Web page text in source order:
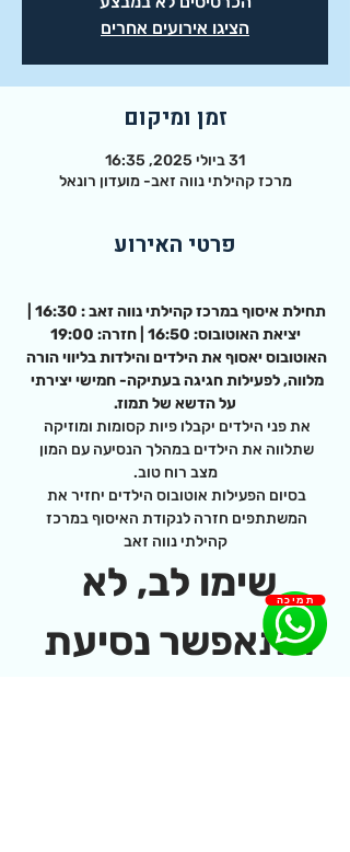
הציגו אירועים אחרים
זמן ומיקום
31 ביולי 2025, 16:35
מרכז קהילתי נווה זאב- מועדון רונאל
פרטי האירוע
יציאת האוטובוס: 16:50 | חזרה: 19:00
האוטובוס יאסוף את הילדים והילדות בליווי הורה
מלווה, לפעילות חגיגה בעתיקה- חמישי יצירתי
על הדשא של תמוז.
את פני הילדים יקבלו פיות קסומות ומוזיקה
שתלווה את הילדים במהלך הנסיעה עם המון
מצב רוח טוב.
בסיום הפעילות אוטובוס הילדים יחזיר את
המשתתפים חזרה לנקודת האיסוף במרכז
קהילתי נווה זאב
שימו לב, לא
תתאפשר נסיעת
תמיכה